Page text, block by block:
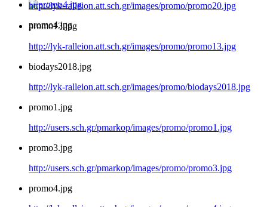
promo4.jpg
http://lyk-ralleion.att.sch.gr/images/promo/promo20.jpg
promo13.jpg
http://lyk-ralleion.att.sch.gr/images/promo/promo13.jpg
biodays2018.jpg
http://lyk-ralleion.att.sch.gr/images/promo/biodays2018.jpg
promo1.jpg
http://users.sch.gr/pmarkop/images/promo/promo1.jpg
promo3.jpg
http://users.sch.gr/pmarkop/images/promo/promo3.jpg
promo4.jpg